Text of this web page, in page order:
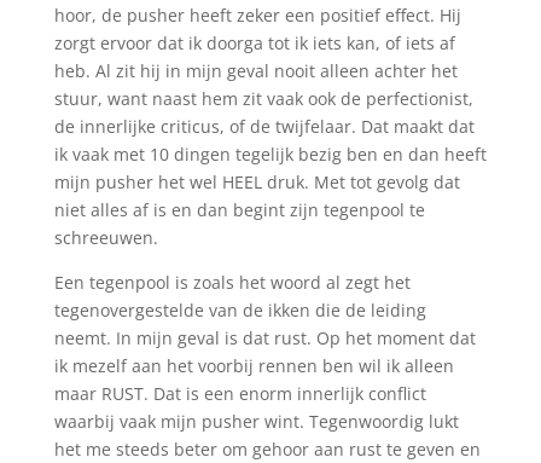
hoor, de pusher heeft zeker een positief effect. Hij
zorgt ervoor dat ik doorga tot ik iets kan, of iets af
heb. Al zit hij in mijn geval nooit alleen achter het
stuur, want naast hem zit vaak ook de perfectionist,
de innerlijke criticus, of de twijfelaar. Dat maakt dat
ik vaak met 10 dingen tegelijk bezig ben en dan heeft
mijn pusher het wel HEEL druk. Met tot gevolg dat
niet alles af is en dan begint zijn tegenpool te
schreeuwen.
Een tegenpool is zoals het woord al zegt het
tegenovergestelde van de ikken die de leiding
neemt. In mijn geval is dat rust. Op het moment dat
ik mezelf aan het voorbij rennen ben wil ik alleen
maar RUST. Dat is een enorm innerlijk conflict
waarbij vaak mijn pusher wint. Tegenwoordig lukt
het me steeds beter om gehoor aan rust te geven en